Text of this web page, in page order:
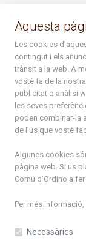
+376 878
De Dl. a Dv.
fins al
Rep tota
Subscriu-te
Aquesta
Les cookies
contingut i els
trànsit a la web. A
vostè fa de la
publicitat o anàlisi
les seves
poden combinar-la
de l’ús que vostè
Algunes cookies
pàgina web. Si us
Comú d'Ordino a
Per més
Necessàries